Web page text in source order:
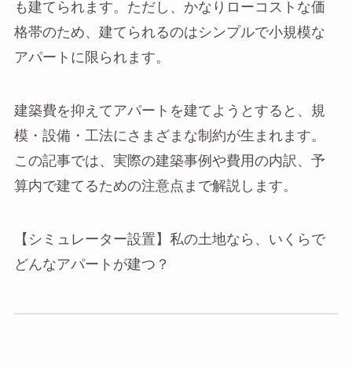
も建てられます。ただし、かなりローコストな価
格帯のため、建てられるのはシンプルで小規模な
アパートに限られます。
建築費を抑えてアパートを建てようとすると、規
模・設備・工法にさまざまな制約が生まれます。
この記事では、実際の建築事例や費用の内訳、予
算内で建てるための注意点まで解説します。
【シミュレーター設置】私の土地なら、いくらで
どんなアパートが建つ？